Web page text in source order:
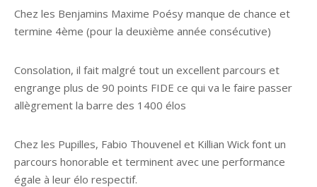
Chez les Benjamins Maxime Poésy manque de chance et
termine 4ème (pour la deuxième année consécutive)
Consolation, il fait malgré tout un excellent parcours et
engrange plus de 90 points FIDE ce qui va le faire passer
allègrement la barre des 1400 élos
Chez les Pupilles, Fabio Thouvenel et Killian Wick font un
parcours honorable et terminent avec une performance
égale à leur élo respectif.